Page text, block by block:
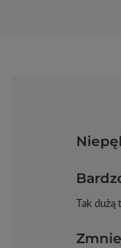
Tak